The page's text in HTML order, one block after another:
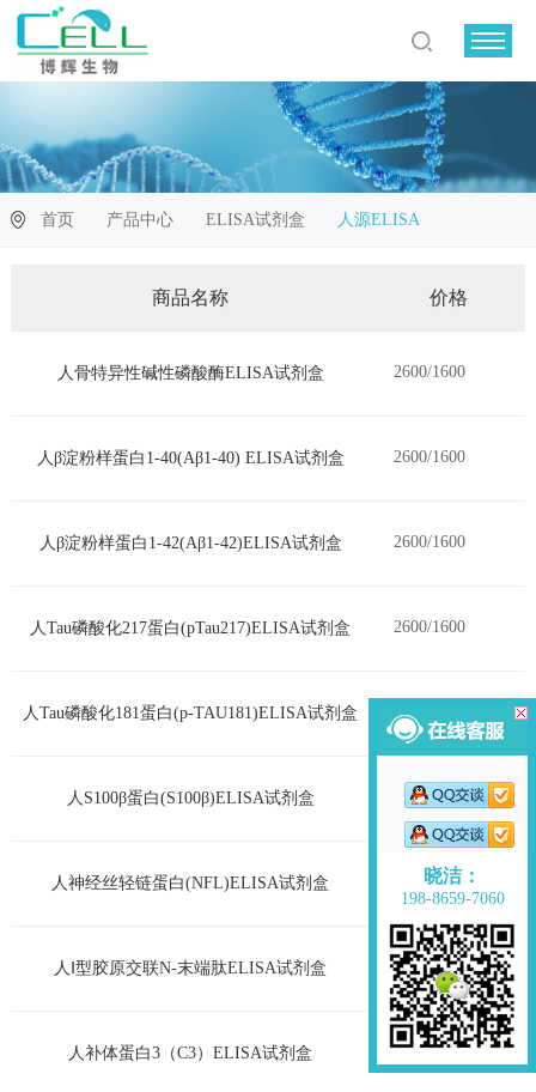
晓洁：
198-8659-7060
首页 产品中心 ELISA试剂盒 人源ELISA
商品名称 价格
人骨特异性碱性磷酸酶ELISA试剂盒 2600/1600
人β淀粉样蛋白1-40(Aβ1-40) ELISA试剂盒 2600/1600
人β淀粉样蛋白1-42(Aβ1-42)ELISA试剂盒 2600/1600
人Tau磷酸化217蛋白(pTau217)ELISA试剂盒 2600/1600
人Tau磷酸化181蛋白(p-TAU181)ELISA试剂盒 2600/1600
人S100β蛋白(S100β)ELISA试剂盒 2600/1600
人神经丝轻链蛋白(NFL)ELISA试剂盒 2600/1600
人Ⅰ型胶原交联N-末端肽ELISA试剂盒 2600/1600
人补体蛋白3（C3）ELISA试剂盒 2600/1600